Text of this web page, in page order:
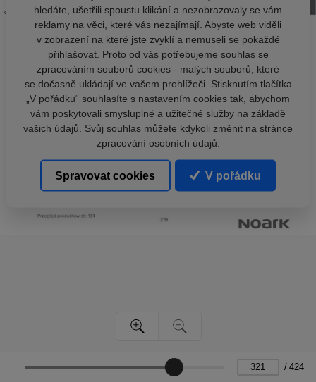
/ 424
hledáte, ušetřili spoustu klikání a nezobrazovaly se vám
reklamy na věci, které vás nezajímají. Abyste web viděli
v zobrazení na které jste zvyklí a nemuseli se pokaždé
přihlašovat. Proto od vás potřebujeme souhlas se
zpracováním souborů cookies - malých souborů, které
se dočasně ukládají ve vašem prohlížeči. Stisknutím tlačítka
„V pořádku“ souhlasíte s nastavením cookies tak, abychom
vám poskytovali smysluplné a užitečné služby na základě
vašich údajů. Svůj souhlas můžete kdykoli změnit na stránce
zpracování osobních údajů.
Spravovat cookies V pořádku